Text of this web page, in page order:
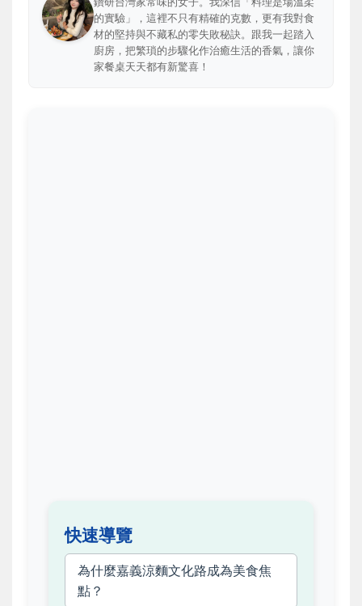
的實驗」，這裡不只有精確的克數，更有我對食
材的堅持與不藏私的零失敗秘訣。跟我一起踏入
廚房，把繁瑣的步驟化作治癒生活的香氣，讓你
家餐桌天天都有新驚喜！
快速導覽
為什麼嘉義涼麵文化路成為美食焦
點？